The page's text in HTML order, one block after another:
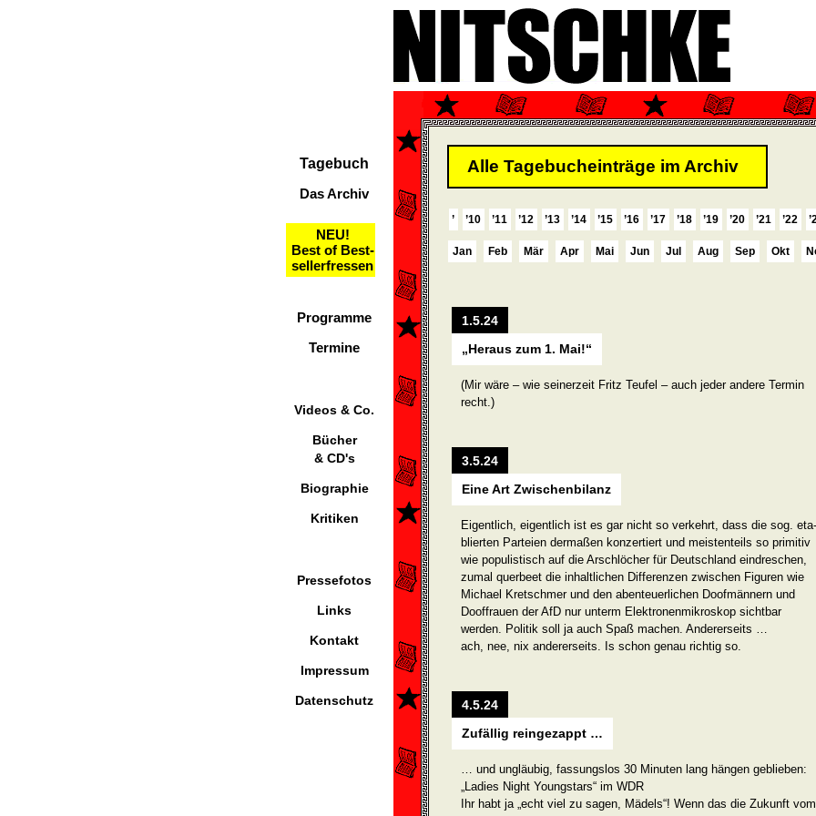
Tagebuch
Das Archiv
NEU!
Best of Best-
sellerfressen
Programme
Termine
Videos & Co.
Bücher
& CD's
Biographie
Kritiken
Pressefotos
Links
Kontakt
Impressum
Datenschutz
Alle Tagebucheinträge im Archiv
’ ’10 ’11 ’12 ’13 ’14 ’15 ’16 ’17 ’18 ’19 ’20 ’21 ’22
Jan Feb Mär Apr Mai Jun Jul Aug Sep Okt
1.5.24
„Heraus zum 1. Mai!“
(Mir wäre – wie seinerzeit Fritz Teufel – auch jeder andere Termin
recht.)
3.5.24
Eine Art Zwischenbilanz
Eigentlich, eigentlich ist es gar nicht so verkehrt, dass die sog. eta­
blierten Parteien dermaßen konzertiert und meistenteils so primitiv
wie populistisch auf die Arschlöcher für Deutschland eindreschen,
zumal querbeet die inhaltlichen Differenzen zwischen Figuren wie
Michael Kretschmer und den abenteuerlichen Doofmännern und
Dooffrauen der AfD nur unterm Elektronenmikroskop sichtbar
werden. Politik soll ja auch Spaß machen. Andererseits …
ach, nee, nix andererseits. Is schon genau richtig so.
4.5.24
Zufällig reingezappt …
… und ungläubig, fassungslos 30 Minuten lang hängen geblieben:
„Ladies Night Youngstars“ im WDR
Ihr habt ja „echt viel zu sagen, Mädels“! Wenn das die Zukunft vom